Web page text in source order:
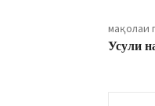
мақолаи
Усули